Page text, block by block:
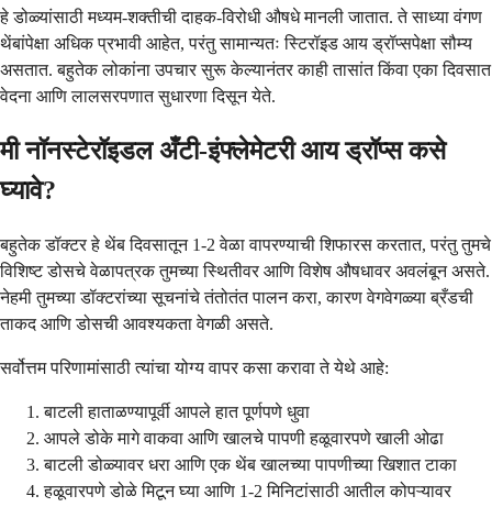
हे डोळ्यांसाठी मध्यम-शक्तीची दाहक-विरोधी औषधे मानली जातात. ते साध्या वंगण
थेंबांपेक्षा अधिक प्रभावी आहेत, परंतु सामान्यतः स्टिरॉइड आय ड्रॉप्सपेक्षा सौम्य
असतात. बहुतेक लोकांना उपचार सुरू केल्यानंतर काही तासांत किंवा एका दिवसात
वेदना आणि लालसरपणात सुधारणा दिसून येते.
मी नॉनस्टेरॉइडल अँटी-इंफ्लेमेटरी आय ड्रॉप्स कसे
घ्यावे?
बहुतेक डॉक्टर हे थेंब दिवसातून 1-2 वेळा वापरण्याची शिफारस करतात, परंतु तुमचे
विशिष्ट डोसचे वेळापत्रक तुमच्या स्थितीवर आणि विशेष औषधावर अवलंबून असते.
नेहमी तुमच्या डॉक्टरांच्या सूचनांचे तंतोतंत पालन करा, कारण वेगवेगळ्या ब्रँडची
ताकद आणि डोसची आवश्यकता वेगळी असते.
सर्वोत्तम परिणामांसाठी त्यांचा योग्य वापर कसा करावा ते येथे आहे:
बाटली हाताळण्यापूर्वी आपले हात पूर्णपणे धुवा
आपले डोके मागे वाकवा आणि खालचे पापणी हळूवारपणे खाली ओढा
बाटली डोळ्यावर धरा आणि एक थेंब खालच्या पापणीच्या खिशात टाका
हळूवारपणे डोळे मिटून घ्या आणि 1-2 मिनिटांसाठी आतील कोपऱ्यावर